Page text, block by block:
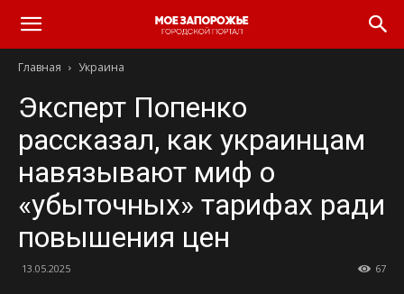
Главная Украина
Эксперт Попенко
рассказал, как украинцам
навязывают миф о
«убыточных» тарифах ради
повышения цен
13.05.2025 67